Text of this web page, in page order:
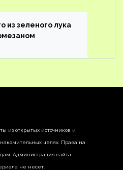
из зеленого лука
из открытых источников и
целях. Права на
Администрация сайта
не несет.